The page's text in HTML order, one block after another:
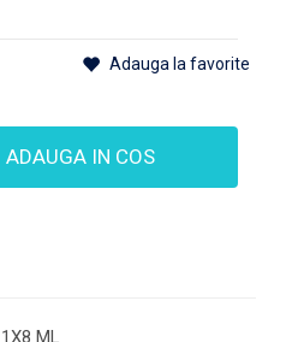
Adauga la favorite
ADAUGA IN COS
ML